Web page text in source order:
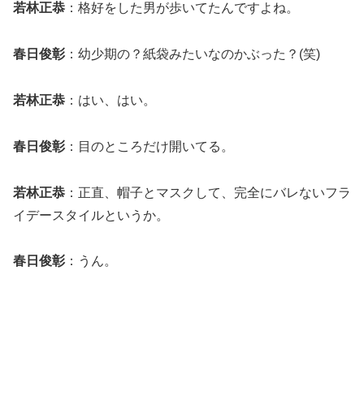
若林正恭 ：格好をした男が歩いてたんですよね。
春日俊彰 ：幼少期の？紙袋みたいなのかぶった？(笑)
若林正恭 ：はい、はい。
春日俊彰 ：目のところだけ開いてる。
若林正恭 ：正直、帽子とマスクして、完全にバレないフラ
イデースタイルというか。
春日俊彰 ：うん。